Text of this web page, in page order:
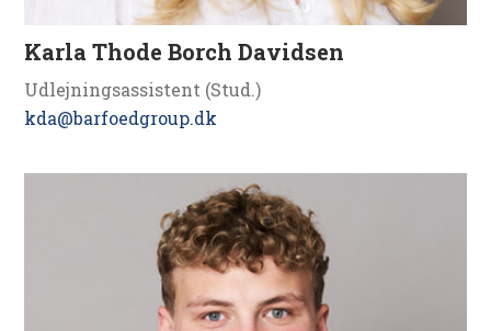
Karla Thode Borch Davidsen
Udlejningsassistent (Stud.)
kda@barfoedgroup.dk